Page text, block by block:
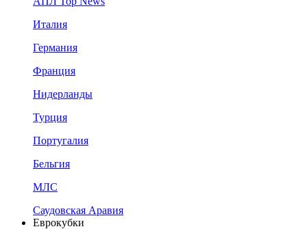
Италия
Германия
Франция
Нидерланды
Турция
Португалия
Бельгия
МЛС
Саудовская Аравия
Еврокубки